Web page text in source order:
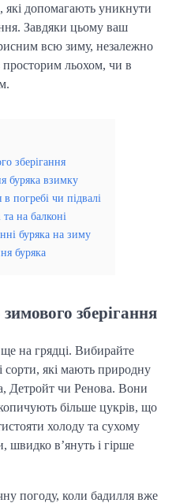
допомагають уникнути
Завдяки цьому ваш
всю зиму, незалежно
просторим льохом, чи в
зберігання
буряка взимку
погребі чи підвалі
на балконі
буряка на зиму
буряка
зберігання
ще на грядці. Вибирайте
сорти, які мають природну
Детройт чи Ренова. Вони
більше цукрів, що
холоду та сухому
швидко в’януть і гірше
погоду, коли бадилля вже